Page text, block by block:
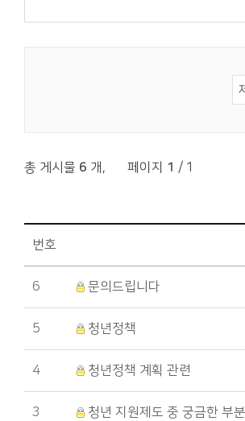
총 게시물 6 개 , 페이지 1 / 1
복지 > 청년 > 청년제안 목록 - 번호, 제목, 파일, 조회수, 작성일, 공개여부정보 제공
번호
6 문의드립니다
5 청년정책
4 청년정책 계획 관련
3 청년 지원제도 중 궁금한 부